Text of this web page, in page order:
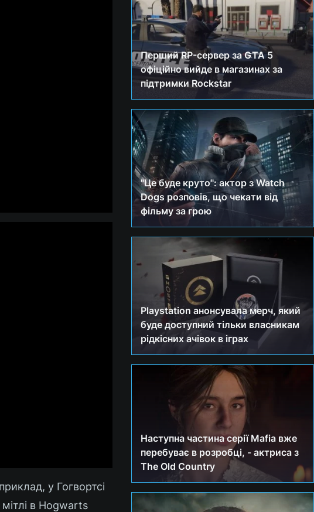
у Гогвортсі
в Hogwarts
Перший RP-сервер за GTA 5
офіційно вийде в магазинах за
підтримки Rockstar
"Це буде круто": актор з Watch
Dogs розповів, що чекати від
фільму за грою
Playstation анонсувала мерч, який
буде доступний тільки власникам
рідкісних ачівок в іграх
Наступна частина серії Mafia вже
перебуває в розробці, - актриса з
The Old Country